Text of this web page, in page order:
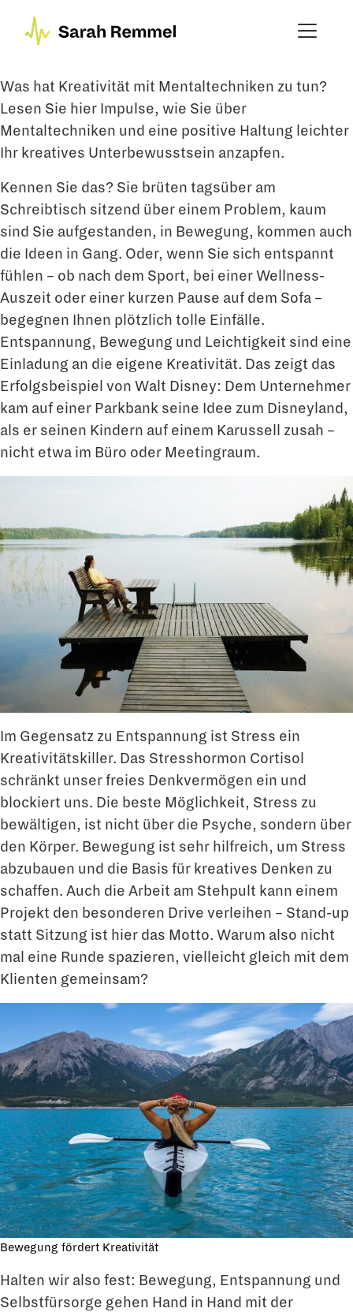
Was hat Kreativität mit Mentaltechniken zu tun?
Lesen Sie hier Impulse, wie Sie über
Mentaltechniken und eine positive Haltung leichter
Ihr kreatives Unterbewusstsein anzapfen.
Kennen Sie das? Sie brüten tagsüber am
Schreibtisch sitzend über einem Problem, kaum
sind Sie aufgestanden, in Bewegung, kommen auch
die Ideen in Gang. Oder, wenn Sie sich entspannt
fühlen – ob nach dem Sport, bei einer Wellness-
Auszeit oder einer kurzen Pause auf dem Sofa –
begegnen Ihnen plötzlich tolle Einfälle.
Entspannung, Bewegung und Leichtigkeit sind eine
Einladung an die eigene Kreativität. Das zeigt das
Erfolgsbeispiel von Walt Disney: Dem Unternehmer
kam auf einer Parkbank seine Idee zum Disneyland,
als er seinen Kindern auf einem Karussell zusah –
nicht etwa im Büro oder Meetingraum.
Im Gegensatz zu Entspannung ist Stress ein
Kreativitätskiller. Das Stresshormon Cortisol
schränkt unser freies Denkvermögen ein und
blockiert uns. Die beste Möglichkeit, Stress zu
bewältigen, ist nicht über die Psyche, sondern über
den Körper. Bewegung ist sehr hilfreich, um Stress
abzubauen und die Basis für kreatives Denken zu
schaffen. Auch die Arbeit am Stehpult kann einem
Projekt den besonderen Drive verleihen – Stand-up
statt Sitzung ist hier das Motto. Warum also nicht
mal eine Runde spazieren, vielleicht gleich mit dem
Klienten gemeinsam?
Bewegung fördert Kreativität
Halten wir also fest: Bewegung, Entspannung und
Selbstfürsorge gehen Hand in Hand mit der